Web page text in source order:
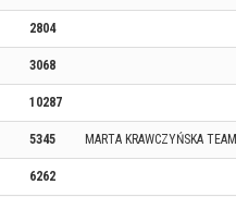
2804
3068
10287
5345 MARTA KRAWCZYŃSKA TEAM
6262